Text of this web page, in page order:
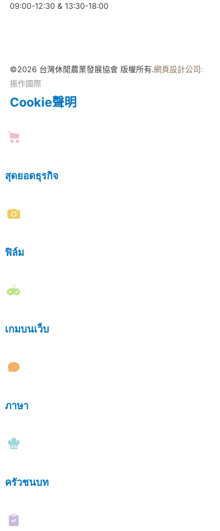
09:00-12:30 & 13:30-18:00
©2026 台灣休閒農業發展協會 版權所有.網頁設計公司:
振作國際
Cookie聲明
สุดยอดธุรกิจ
ฟิล์ม
เกมบนเว็บ
ภาษา
ครัวชนบท